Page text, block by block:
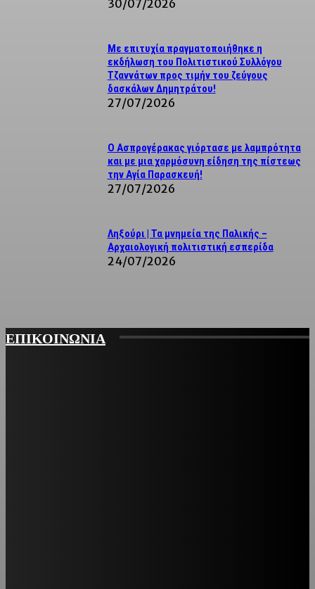
30/07/2026
Με επιτυχία πραγματοποιήθηκε η
εκδήλωση του Πολιτιστικού Συλλόγου
Τζαννάτων προς τιμήν του ζεύγους
δασκάλων Δημητράτου!
27/07/2026
Ο Ασπρογέρακας γιόρτασε με λαμπρότητα
και με μια χαρμόσυνη είδηση της πίστεως
την Αγία Παρασκευή!
27/07/2026
Ληξούρι | Τα μνημεία της Παλικής –
Αρχαιολογική πολιτιστική εσπερίδα
24/07/2026
ΕΠΙΚΟΙΝΩΝΙΑ